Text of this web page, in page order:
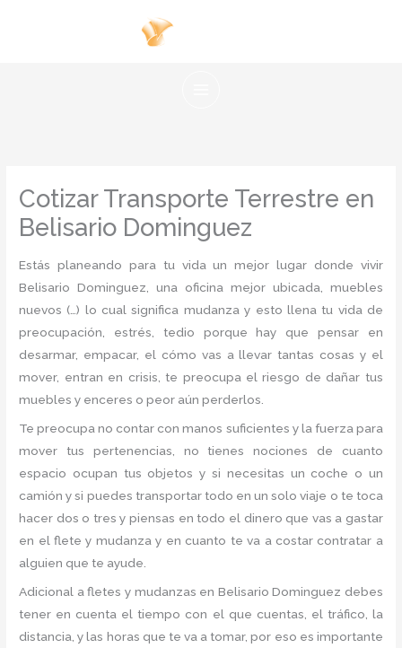
Cotizar Transporte Terrestre en
Belisario Dominguez
Estás planeando para tu vida un mejor lugar donde vivir
Belisario Dominguez, una oficina mejor ubicada, muebles
nuevos (…) lo cual significa mudanza y esto llena tu vida de
preocupación, estrés, tedio porque hay que pensar en
desarmar, empacar, el cómo vas a llevar tantas cosas y el
mover, entran en crisis, te preocupa el riesgo de dañar tus
muebles y enceres o peor aún perderlos.
Te preocupa no contar con manos suficientes y la fuerza para
mover tus pertenencias, no tienes nociones de cuanto
espacio ocupan tus objetos y si necesitas un coche o un
camión y si puedes transportar todo en un solo viaje o te toca
hacer dos o tres y piensas en todo el dinero que vas a gastar
en el flete y mudanza y en cuanto te va a costar contratar a
alguien que te ayude.
Adicional a fletes y mudanzas en Belisario Dominguez debes
tener en cuenta el tiempo con el que cuentas, el tráfico, la
distancia, y las horas que te va a tomar, por eso es importante